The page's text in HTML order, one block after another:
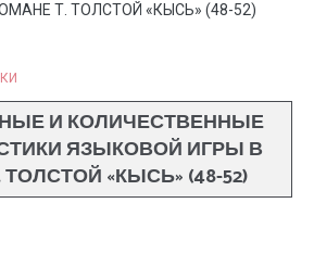
Т. ТОЛСТОЙ «КЫСЬ» (48-52)
И КОЛИЧЕСТВЕННЫЕ
ЯЗЫКОВОЙ ИГРЫ В
«КЫСЬ» (48-52)